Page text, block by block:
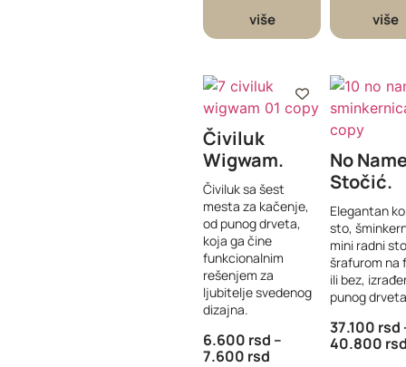
više
više
Čiviluk
Wigwam
Čiviluk sa šest
mesta za kačenje,
od punog drveta,
koja ga čine
funkcionalnim
rešenjem za
ljubitelje svedenog
dizajna.
6.600 rsd –
7.600 rsd
No
Stočić
Elegantan
sto,
mini radni
šrafurom na
ili bez,
punog
37.100 rsd
40.800